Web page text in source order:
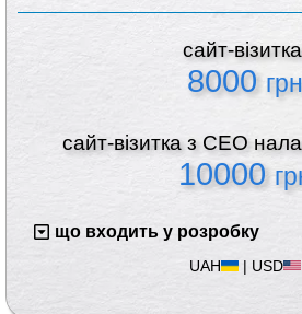
сайт-
8000 грн
сайт-візитка з СЕО
10000
що входить у розробку
UAH | USD